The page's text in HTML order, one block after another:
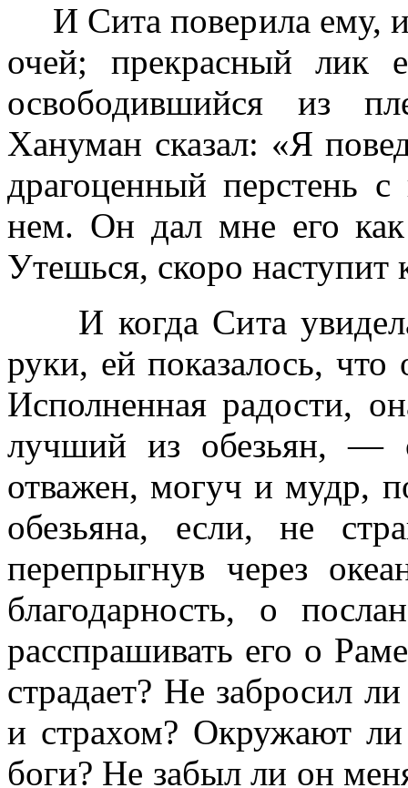
И Сита поверила ему, и
очей; прекрасный лик
освободившийся из
Хануман сказал: «Я
драгоценный перстень
нем. Он дал мне его
Утешься, скоро наступит
И когда Сита увидела
руки, ей показалось, что
Исполненная радости,
лучший из обезьян, —
отважен, могуч и мудр,
обезьяна, если, не
перепрыгнув через
благодарность, о
расспрашивать его о
страдает? Не забросил
и страхом? Окружают
боги? Не забыл ли он